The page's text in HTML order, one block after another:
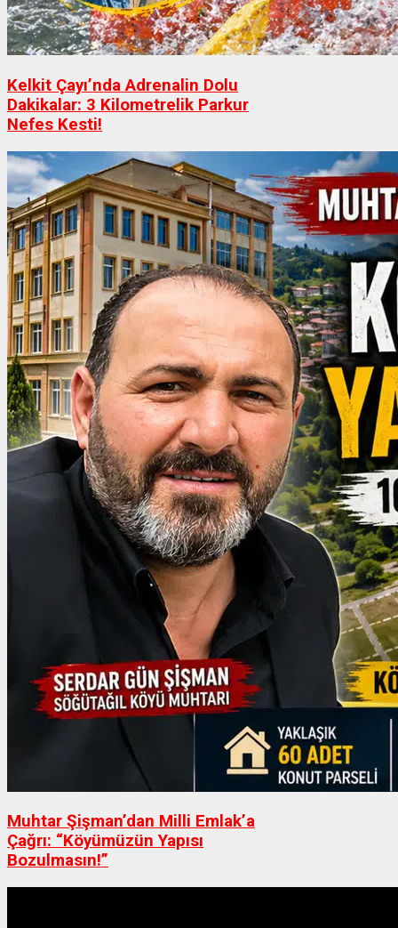
Kelkit Çayı’nda Adrenalin Dolu
Dakikalar: 3 Kilometrelik Parkur
Nefes Kesti!
Muhtar Şişman’dan Milli Emlak’a
Çağrı: “Köyümüzün Yapısı
Bozulmasın!”